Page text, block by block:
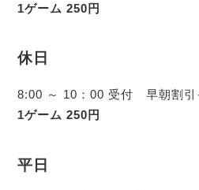
1ゲーム 250円
休日
8:00 ～ 10：00 受付 早朝割引
1ゲーム 250円
平日